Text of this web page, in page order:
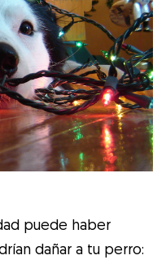
puede haber
dañar a tu perro: